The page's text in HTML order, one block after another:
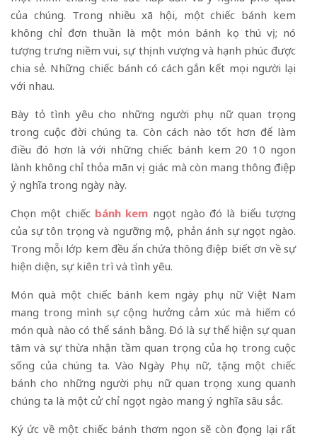
của chúng. Trong nhiều xã hội, một chiếc bánh kem
không chỉ đơn thuần là một món bánh kẹo thú vị; nó
tượng trưng niềm vui, sự thịnh vượng và hạnh phúc được
chia sẻ. Những chiếc bánh có cách gắn kết mọi người lại
với nhau.
Bày tỏ tình yêu cho những người phụ nữ quan trọng
trong cuộc đời chúng ta. Còn cách nào tốt hơn để làm
điều đó hơn là với những chiếc bánh kem 20 10 ngon
lành không chỉ thỏa mãn vị giác mà còn mang thông điệp
ý nghĩa trong ngày này.
Chọn một chiếc bánh kem ngọt ngào đó là biểu tượng
của sự tôn trọng và ngưỡng mộ, phản ánh sự ngọt ngào.
Trong mỗi lớp kem đều ẩn chứa thông điệp biết ơn về sự
hiện diện, sự kiên trì và tình yêu.
Món quà một chiếc bánh kem ngày phụ nữ Việt Nam
mang trong mình sự cộng hưởng cảm xúc mà hiếm có
món quà nào có thể sánh bằng. Đó là sự thể hiện sự quan
tâm và sự thừa nhận tầm quan trọng của họ trong cuộc
sống của chúng ta. Vào Ngày Phụ nữ, tặng một chiếc
bánh cho những người phụ nữ quan trọng xung quanh
chúng ta là một cử chỉ ngọt ngào mang ý nghĩa sâu sắc.
Ký ức về một chiếc bánh thơm ngon sẽ còn đọng lại rất